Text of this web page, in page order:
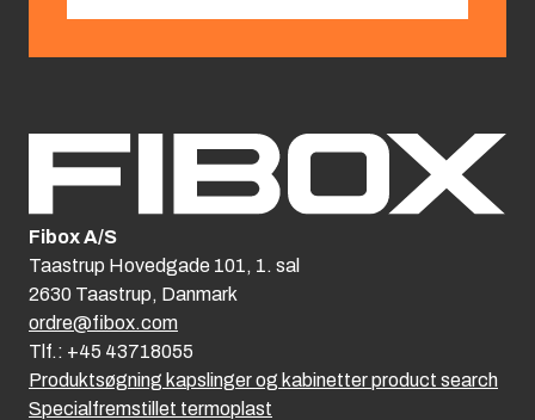
Produktsøgning kapslinger og kabinetter product search
Specialfremstillet termoplast
Fibox A/S
Taastrup Hovedgade 101, 1. sal
2630 Taastrup, Danmark
ordre@fibox.com
Tlf.: +45 43718055